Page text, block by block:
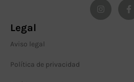
Legal
Aviso legal
Política de privacidad